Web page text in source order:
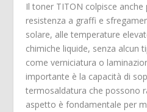
Il toner TITON colpisce anche
resistenza a graffi e
solare, alle temperature
chimiche liquide, senza alcun
come verniciatura o
importante è la capacità di
termosaldatura che possono
aspetto è fondamentale per